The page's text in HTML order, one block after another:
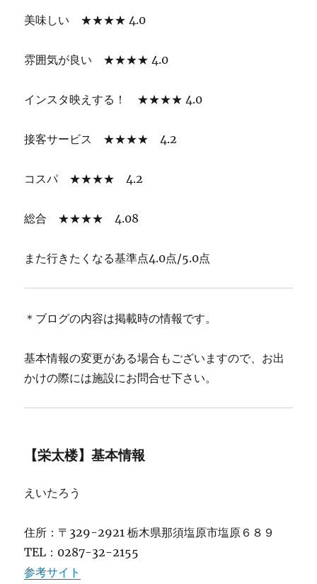
美味しい ★★★★ 4.0
雰囲気が良い ★★★★ 4.0
インスタ映えする！ ★★★★ 4.0
接客サービス ★★★★ 4.2
コスパ ★★★★ 4.2
総合 ★★★★ 4.08
また行きたくなる基準点4.0点/5.0点
＊ブログの内容は掲載時の情報です。
基本情報の変更がある場合もございますので、お出
かけの際には施設にお問合せ下さい。
【栄太楼】基本情報
えいたろう
住所：〒329-2921 栃木県那須塩原市塩原６８９
TEL：0287-32-2155
参考サイト